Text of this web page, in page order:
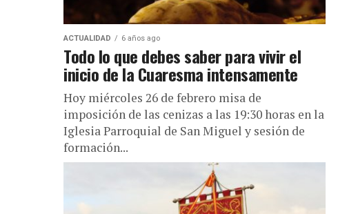
ACTUALIDAD 6 años ago
Todo lo que debes saber para vivir el
inicio de la Cuaresma intensamente
Hoy miércoles 26 de febrero misa de
imposición de las cenizas a las 19:30 horas en la
Iglesia Parroquial de San Miguel y sesión de
formación...